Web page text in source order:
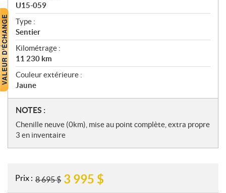
U15-059
Type :
Sentier
Kilométrage :
11 230 km
Couleur extérieure :
Jaune
N
o
t
NOTES :
Chenille neuve (0km), mise au point complète, extra propre
3 en inventaire
Prix : 8 695$ 3 995 $